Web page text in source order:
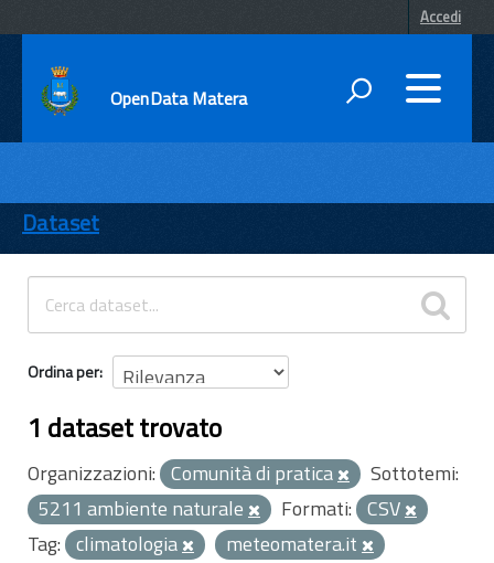
Accedi
OpenData Matera
ENTI
TEMI
INFORMAZIONI
Dataset
Ordina per
1 dataset trovato
Organizzazioni: Comunità di pratica
Sottotemi:
5211 ambiente naturale
Formati: CSV
Tag: climatologia
meteomatera.it